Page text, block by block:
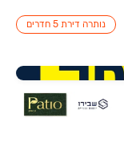
נותרה דירת 5 חדרים